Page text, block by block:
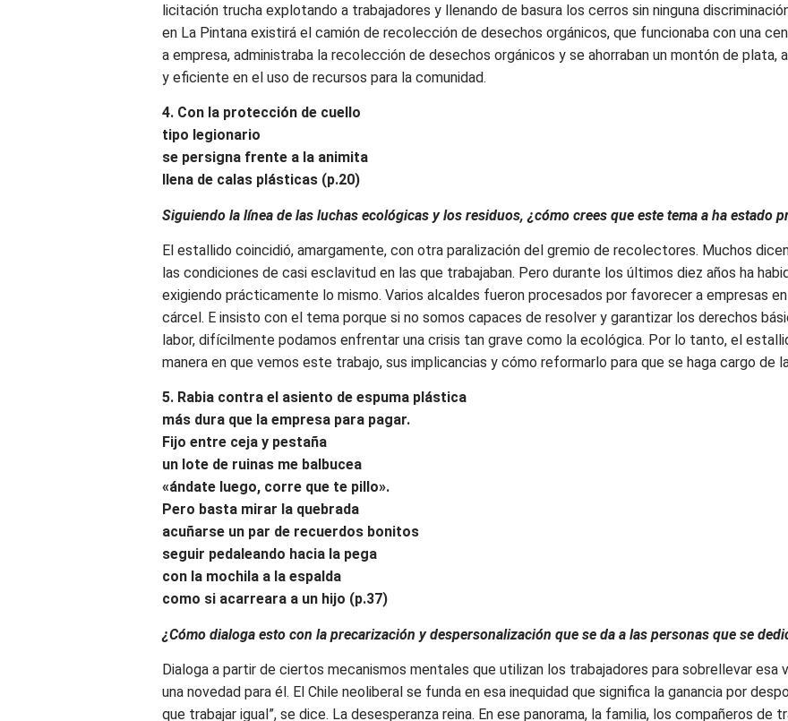
licitación trucha explotando a trabajadores y llenando de basura los cerros sin ninguna
en La Pintana existirá el camión de recolección de desechos orgánicos, que funcionaba con una
a empresa, administraba la recolección de desechos orgánicos y se ahorraban un montón de
y eficiente en el uso de recursos para la comunidad.
4. Con la protección de cuello
tipo legionario
se persigna frente a la animita
llena de calas plásticas (p.20)
Siguiendo la línea de las luchas ecológicas y los residuos, ¿cómo crees que este tema a ha estado
El estallido coincidió, amargamente, con otra paralización del gremio de recolectores. Muchos
las condiciones de casi esclavitud en las que trabajaban. Pero durante los últimos diez años ha
exigiendo prácticamente lo mismo. Varios alcaldes fueron procesados por favorecer a empresas
cárcel. E insisto con el tema porque si no somos capaces de resolver y garantizar los derechos
labor, difícilmente podamos enfrentar una crisis tan grave como la ecológica. Por lo tanto, el
manera en que vemos este trabajo, sus implicancias y cómo reformarlo para que se haga cargo de
5. Rabia contra el asiento de espuma plástica
más dura que la empresa para pagar.
Fijo entre ceja y pestaña
un lote de ruinas me balbucea
«ándate luego, corre que te pillo».
Pero basta mirar la quebrada
acuñarse un par de recuerdos bonitos
seguir pedaleando hacia la pega
con la mochila a la espalda
como si acarreara a un hijo (p.37)
¿Cómo dialoga esto con la precarización y despersonalización que se da a las personas que se
Dialoga a partir de ciertos mecanismos mentales que utilizan los trabajadores para sobrellevar esa
una novedad para él. El Chile neoliberal se funda en esa inequidad que significa la ganancia por
que trabajar igual”, se dice. La desesperanza reina. En ese panorama, la familia, los compañeros de